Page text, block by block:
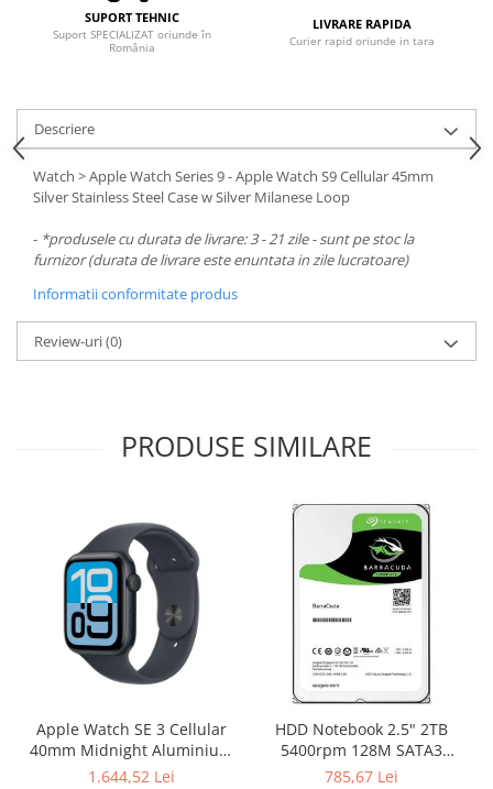
SUPORT TEHNIC
Suport SPECIALIZAT oriunde în
România
LIVRARE RAPIDA
Curier rapid oriunde in tara
Descriere
Watch > Apple Watch Series 9 - Apple Watch S9 Cellular 45mm
Silver Stainless Steel Case w Silver Milanese Loop
- *produsele cu durata de livrare: 3 - 21 zile - sunt pe stoc la
furnizor (durata de livrare este enuntata in zile lucratoare)
Informatii conformitate produs
Review-uri(0)
PRODUSE SIMILARE
Apple Watch SE 3 Cellular
40mm Midnight Aluminium
Case with Midnight Sport
1.644,52 Lei
HDD Notebook 2.5" 2TB
5400rpm 128M SATA3
SEAGATE
785,67 Lei